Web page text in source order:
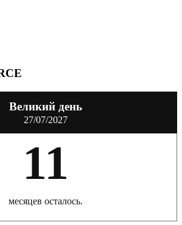
Великий день
27/07/2027
11
месяцев осталось.